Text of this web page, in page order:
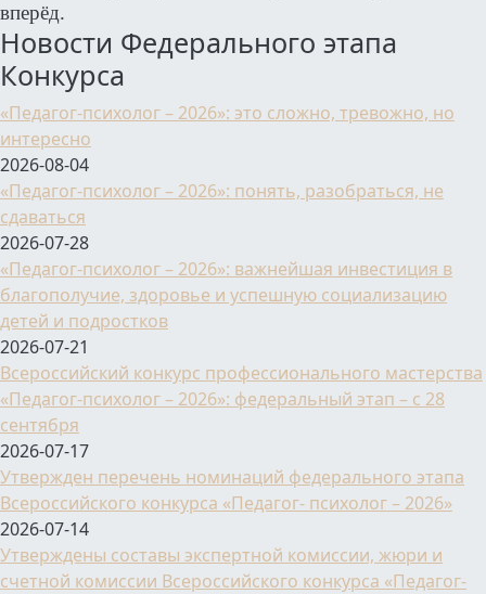
вперёд.
Новости Федерального этапа
Конкурса
«Педагог-психолог – 2026»: это сложно, тревожно, но
интересно
2026-08-04
«Педагог-психолог – 2026»: понять, разобраться, не
сдаваться
2026-07-28
«Педагог-психолог – 2026»: важнейшая инвестиция в
благополучие, здоровье и успешную социализацию
детей и подростков
2026-07-21
Всероссийский конкурс профессионального мастерства
«Педагог-психолог – 2026»: федеральный этап – с 28
сентября
2026-07-17
Утвержден перечень номинаций федерального этапа
Всероссийского конкурса «Педагог- психолог – 2026»
2026-07-14
Утверждены составы экспертной комиссии, жюри и
счетной комиссии Всероссийского конкурса «Педагог-